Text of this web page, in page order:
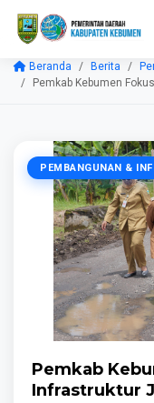
Beranda Berita
Pemkab Kebumen
PEMBANGUNAN &
Pemkab
Infrastruktur